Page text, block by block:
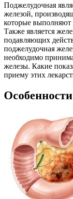
Поджелудочная
железой,
которые выполняют
Также является
подавляющих
поджелудочная
необходимо
железы. Какие
приему этих